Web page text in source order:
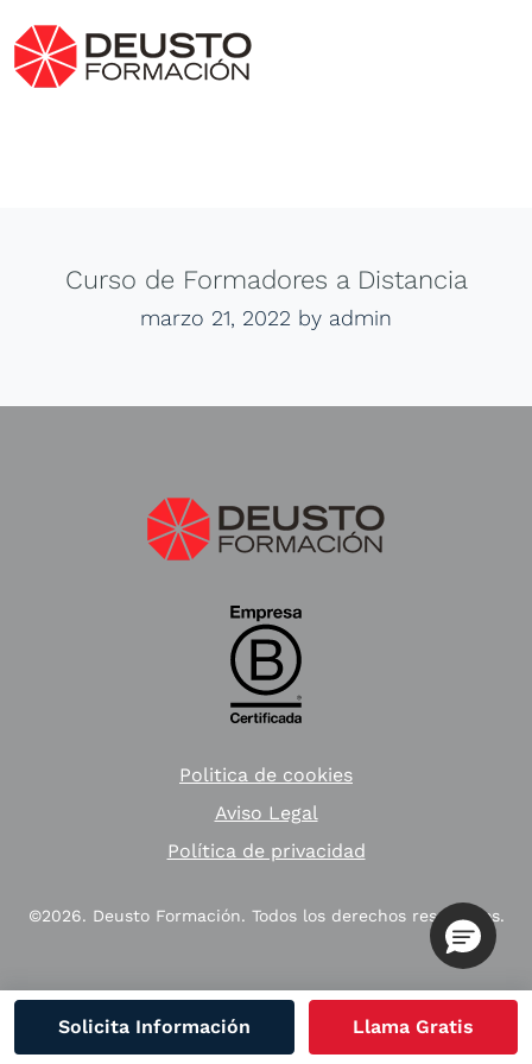
Curso de Formadores a Distancia
marzo 21, 2022 by admin
Solicita Información Llama Gratis
Politica de cookies
Aviso Legal
Política de privacidad
©2026. Deusto Formación. Todos los derechos reservados.